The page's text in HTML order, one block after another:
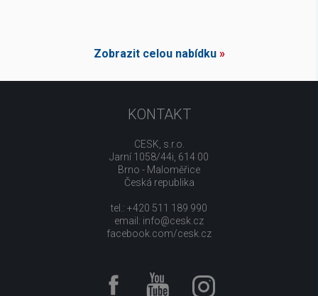
Zobrazit celou nabídku»
KONTAKT
CESK, s.r.o.
Jarní 1058/44i, 614 00
Brno - Maloměřice
Česká republika
tel.: +420 511 189 990
email: info@cesk.cz
facebook.com/cesk.cz